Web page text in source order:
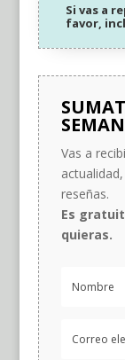
Si vas a
favor,
Vas a
reseñas.
Es
quieras.